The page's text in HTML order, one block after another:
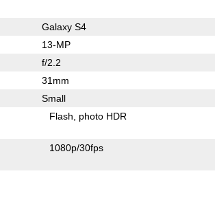
Galaxy S4
13-MP
f/2.2
31mm
Small
Flash photo HDR
1080p/30fps